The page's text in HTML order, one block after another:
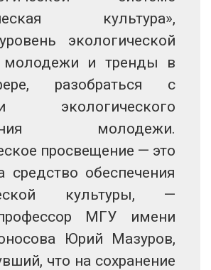
культура»,
экологической
молодежи и тренды в
разобраться с
экологического
молодежи.
просвещение — это
средство обеспечения
культуры, —
МГУ имени
Юрий Мазуров,
что на сохранение